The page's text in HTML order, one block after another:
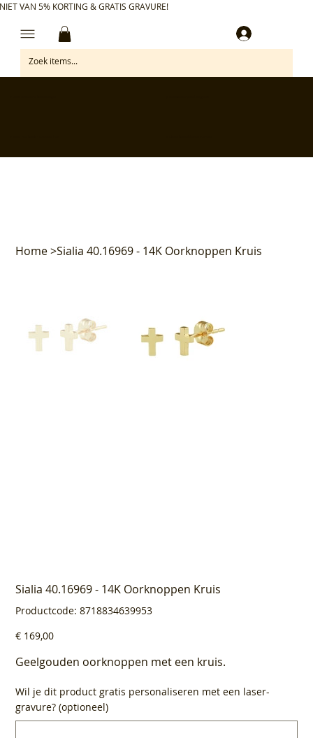
VAN 5% KORTING & GRATIS GRAVURE!
Home>Sialia 40.16969 - 14K Oorknoppen Kruis
Sialia 40.16969 - 14K Oorknoppen Kruis
Productcode: Productcode
8718834639953
8718834639953
Prijs
€ 169,00
Geelgouden oorknoppen met een kruis.
Wil je dit product gratis personaliseren met een laser-
gravure? (optioneel)